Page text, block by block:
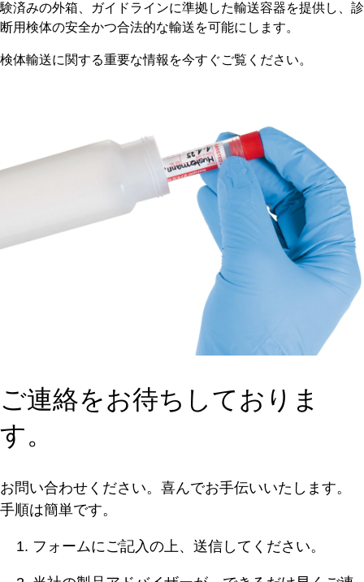
験済みの外箱、ガイドラインに準拠した輸送容器を提供し、診
断用検体の安全かつ合法的な輸送を可能にします。
検体輸送に関する重要な情報を今すぐご覧ください。
ご連絡をお待ちしておりま
す。
お問い合わせください。喜んでお手伝いいたします。
手順は簡単です。
フォームにご記入の上、送信してください。